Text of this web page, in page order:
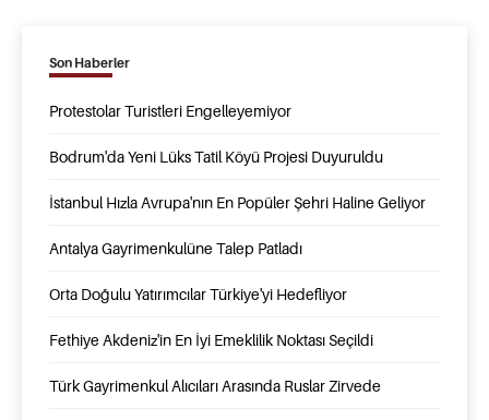
Son Haberler
Protestolar Turistleri Engelleyemiyor
Bodrum'da Yeni Lüks Tatil Köyü Projesi Duyuruldu
İstanbul Hızla Avrupa'nın En Popüler Şehri Haline Geliyor
Antalya Gayrimenkulüne Talep Patladı
Orta Doğulu Yatırımcılar Türkiye'yi Hedefliyor
Fethiye Akdeniz'in En İyi Emeklilik Noktası Seçildi
Türk Gayrimenkul Alıcıları Arasında Ruslar Zirvede